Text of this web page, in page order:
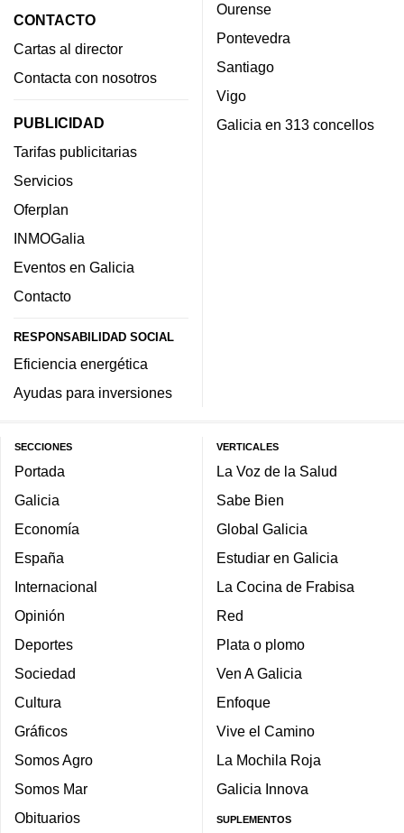
CONTACTO
Cartas al director
Contacta con nosotros
PUBLICIDAD
Tarifas publicitarias
Servicios
Oferplan
INMOGalia
Eventos en Galicia
Contacto
RESPONSABILIDAD SOCIAL
Eficiencia energética
Ayudas para inversiones
Ourense
Pontevedra
Santiago
Vigo
Galicia en 313 concellos
SECCIONES
Portada
Galicia
Economía
España
Internacional
Opinión
Deportes
Sociedad
Cultura
Gráficos
Somos Agro
Somos Mar
Obituarios
VERTICALES
La Voz de la Salud
Sabe Bien
Global Galicia
Estudiar en Galicia
La Cocina de Frabisa
Red
Plata o plomo
Ven A Galicia
Enfoque
Vive el Camino
La Mochila Roja
Galicia Innova
SUPLEMENTOS